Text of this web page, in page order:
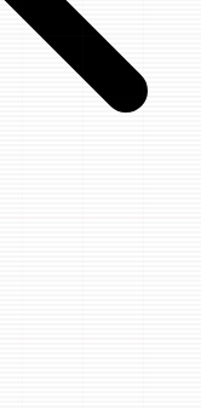
to navigate results,